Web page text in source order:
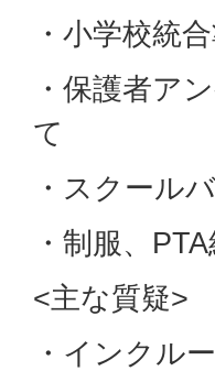
・小学校統
・保護者ア
て
・スクール
・制服、
<主な質疑>
・インクル